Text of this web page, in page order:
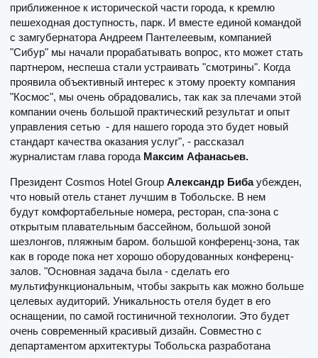
приближенное к исторической части города, к кремлю
пешеходная доступность, парк. И вместе единой командой
с замгубернатора Андреем Пантелеевым, компанией
"Сибур" мы начали прорабатывать вопрос, кто может стать
партнером, неспеша стали устраивать "смотрины". Когда
проявила объективный интерес к этому проекту компания
"Космос", мы очень обрадовались, так как за плечами этой
компании очень большой практический результат и опыт
управления сетью - для нашего города это будет новый
стандарт качества оказания услуг", - рассказал
журналистам глава города Максим Афанасьев.
Президент Cosmos Hotel Group Александр Бибаубежден,
что новый отель станет лучшим в Тобольске. В нем
будут комфортабельные номера, ресторан, спа-зона с
открытым плавательным бассейном, большой зоной
шезлонгов, пляжным баром. большой конференц-зона, так
как в городе пока нет хорошо оборудованных конференц-
залов. "Основная задача была - сделать его
мультифункциональным, чтобы закрыть как можно больше
целевых аудиторий. Уникальность отеля будет в его
оснащении, по самой гостиничной технологии. Это будет
очень современный красивый дизайн. Совместно с
департаментом архитектуры Тобольска разработана